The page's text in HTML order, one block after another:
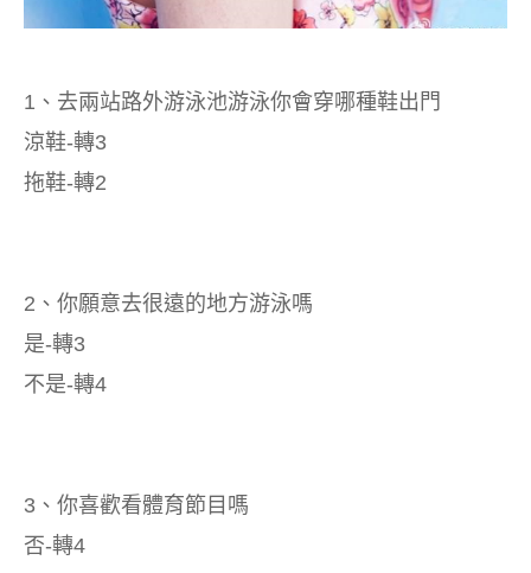
1、去兩站路外游泳池游泳你會穿哪種鞋出門
涼鞋-轉3
拖鞋-轉2
2、你願意去很遠的地方游泳嗎
是-轉3
不是-轉4
3、你喜歡看體育節目嗎
否-轉4